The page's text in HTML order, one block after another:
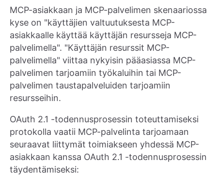
MCP-asiakkaan ja MCP-palvelimen skenaariossa
kyse on "käyttäjien valtuutuksesta MCP-
asiakkaalle käyttää käyttäjän resursseja MCP-
palvelimella". "Käyttäjän resurssit MCP-
palvelimella" viittaa nykyisin pääasiassa MCP-
palvelimen tarjoamiin työkaluihin tai MCP-
palvelimen taustapalveluiden tarjoamiin
resursseihin.
OAuth 2.1 -todennusprosessin toteuttamiseksi
protokolla vaatii MCP-palvelinta tarjoamaan
seuraavat liittymät toimiakseen yhdessä MCP-
asiakkaan kanssa OAuth 2.1 -todennusprosessin
täydentämiseksi: